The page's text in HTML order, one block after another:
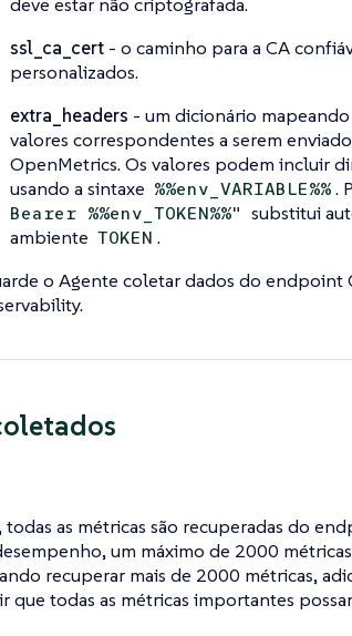
ssl_ca_cert- o caminho para a CA
personalizados.
extra_headers - um dicionário
valores correspondentes a serem
OpenMetrics. Os valores podem incluir
usando a sintaxe %%env_VARIABLE%%.
Bearer %%env_TOKEN%%" substitui
ambiente TOKEN .
o Agente coletar dados do endpoint
as métricas são recuperadas do
um máximo de 2000
recuperar mais de 2000 métricas,
que todas as métricas importantes